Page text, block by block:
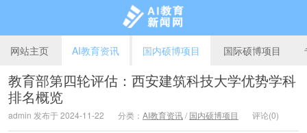
网站主页 AI教育资讯 国内硕博项目 国际硕博项目
教育部第四轮评估：西安建筑科技大学优势学科
排名概览
admin 发布于 2024-11-22 分类： AI教育资讯/ 国内硕博项目 评论(0)